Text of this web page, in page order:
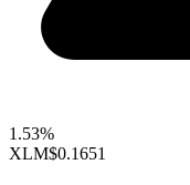
1.53%
XLM$0.1651